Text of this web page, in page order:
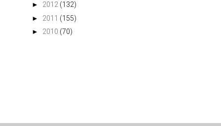
► 2012 (132)
► 2011 (155)
► 2010 (70)